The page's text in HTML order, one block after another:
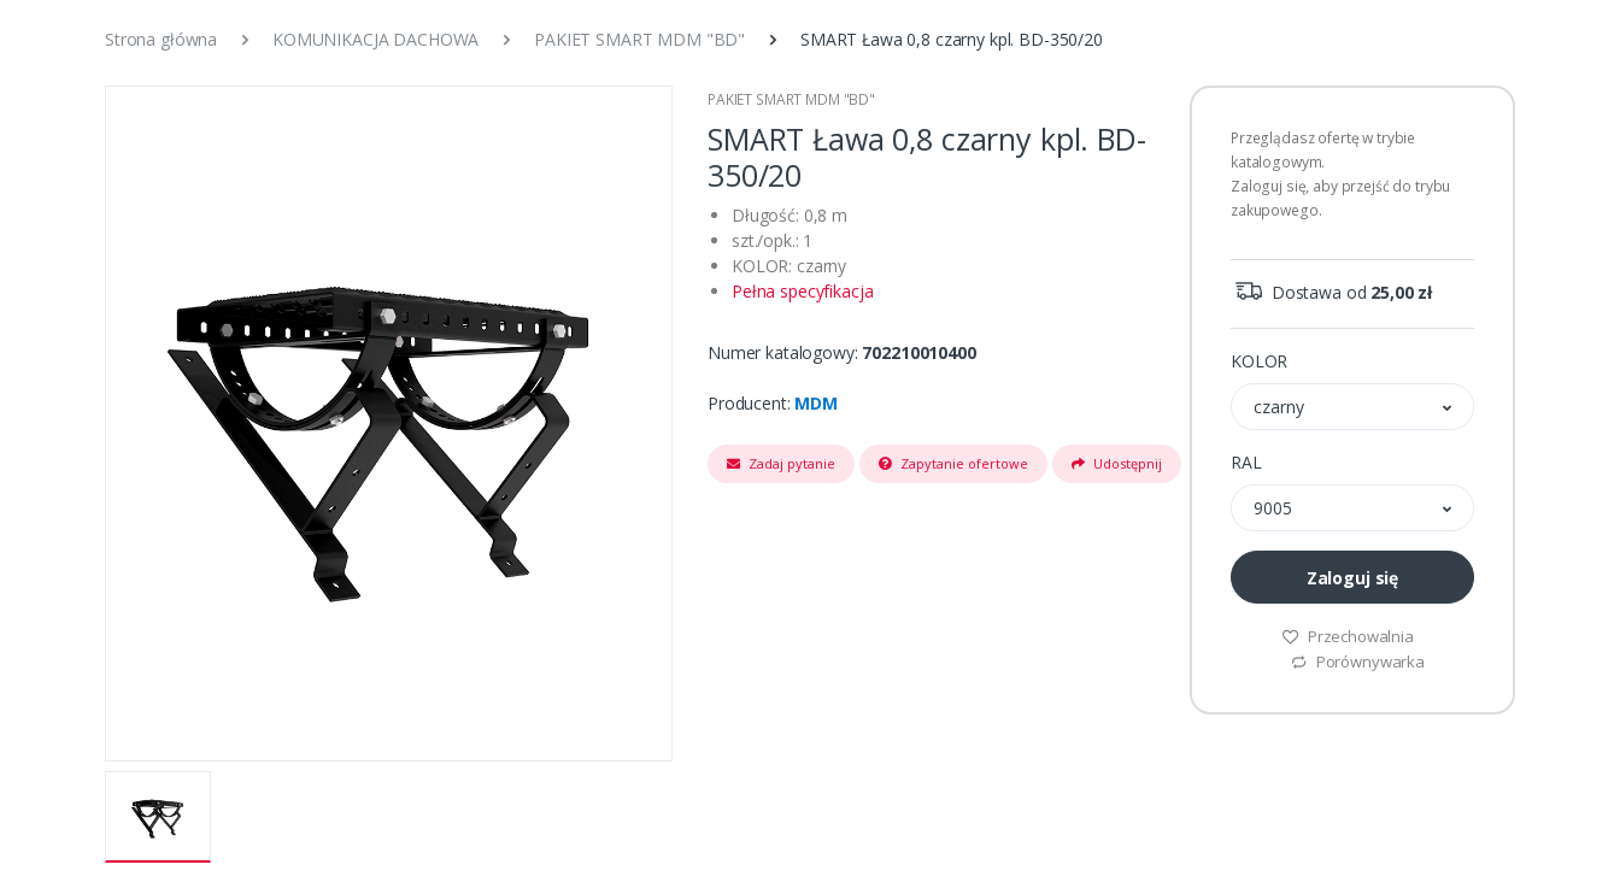
Strona główna KOMUNIKACJA DACHOWA PAKIET SMART MDM "BD" SMART Ława 0,8 czarny kpl. BD-350/20
PAKIET SMART MDM "BD"
SMART Ława 0,8 czarny kpl. BD-
350/20
Długość: 0,8 m
szt./opk.: 1
KOLOR: czarny
Pełna specyfikacja
Numer katalogowy: 702210010400
Producent: MDM
Zadaj pytanie Zapytanie ofertowe Udostępnij
Przeglądasz ofertę w trybie
katalogowym.
Zaloguj się, aby przejść do trybu
zakupowego.
Dostawa od 25,00 zł
KOLOR
czarny
RAL
9005
Zaloguj się
Przechowalnia
Porównywarka